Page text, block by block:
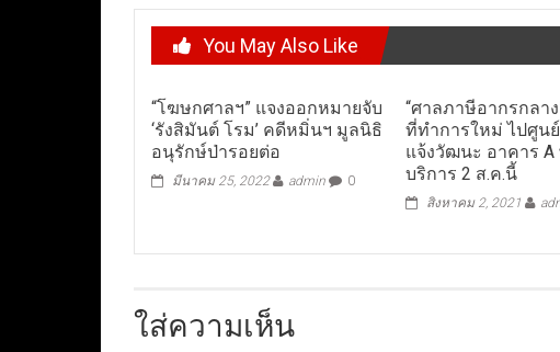
You May Also Like
“โฆษกศาลฯ” แจงออกหมายจับ
‘รังสิมันต์ โรม’ คดีหมิ่นฯ มูลนิธิ
อนุรักษ์ป่ารอยต่อ
มีนาคม 25, 2022 admin 0
“ศาลภาษีอากรกลาง
ที่ทำการใหม่ ไปศูน
แจ้งวัฒนะ อาคาร
บริการ 2 ส.ค.นี้
สิงหาคม 2, 2021
ใส่ความเห็น